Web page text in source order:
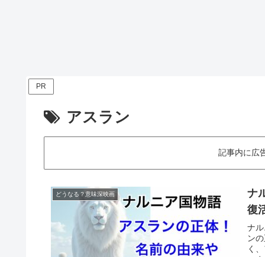
PR
アスラン
記事内に広
どうなる？意味深映画
ナ
復
ナ
ン
く